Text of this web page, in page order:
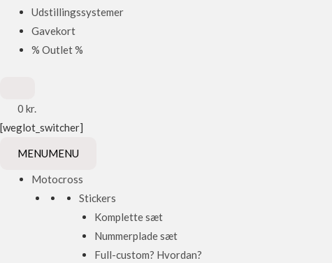
Udstillingssystemer
Gavekort
% Outlet %
0 kr.
[weglot_switcher]
MENUMENU
Motocross
Stickers
Komplette sæt
Nummerplade sæt
Full-custom? Hvordan?